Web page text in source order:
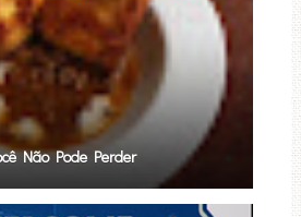
Não Pode Perder